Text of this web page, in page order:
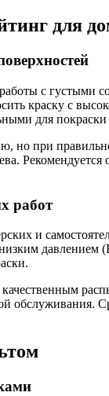
для
с
краску с
для
но при
работ
и
обслуживания.